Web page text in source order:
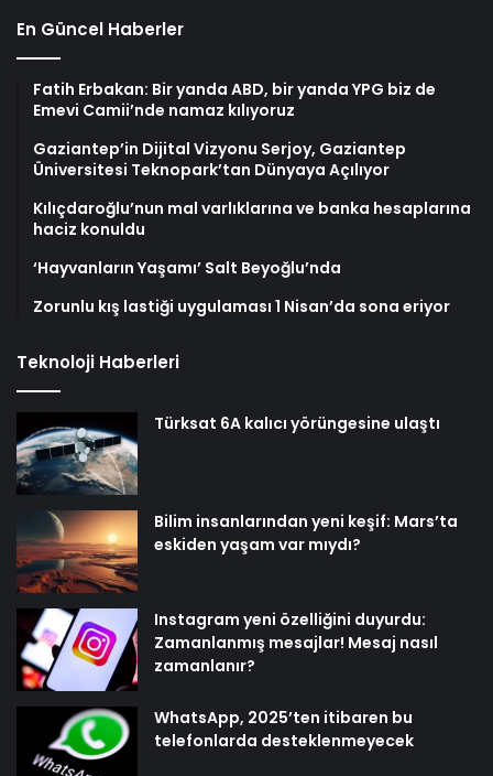
En Güncel Haberler
Fatih Erbakan: Bir yanda ABD, bir yanda YPG biz de
Emevi Camii’nde namaz kılıyoruz
Gaziantep’in Dijital Vizyonu Serjoy, Gaziantep
Üniversitesi Teknopark’tan Dünyaya Açılıyor
Kılıçdaroğlu’nun mal varlıklarına ve banka hesaplarına
haciz konuldu
‘Hayvanların Yaşamı’ Salt Beyoğlu’nda
Zorunlu kış lastiği uygulaması 1 Nisan’da sona eriyor
Teknoloji Haberleri
Türksat 6A kalıcı yörüngesine ulaştı
Bilim insanlarından yeni keşif: Mars’ta
eskiden yaşam var mıydı?
Instagram yeni özelliğini duyurdu:
Zamanlanmış mesajlar! Mesaj nasıl
zamanlanır?
WhatsApp, 2025’ten itibaren bu
telefonlarda desteklenmeyecek